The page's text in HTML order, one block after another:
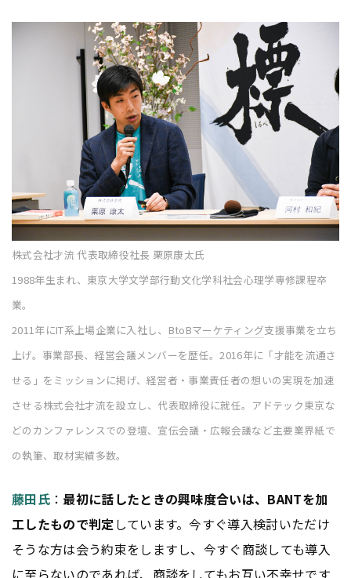
株式会社才流 代表取締役社長 栗原康太氏
1988年生まれ、東京大学文学部行動文化学科社会心理学専修課程卒
業。
2011年にIT系上場企業に入社し、 BtoBマーケティング支援事業を立ち
上げ。事業部長、経営会議メンバーを歴任。2016年に「才能を流通さ
せる」をミッションに掲げ、経営者・事業責任者の想いの実現を加速
させる株式会社才流を設立し、代表取締役に就任。アドテック東京な
どのカンファレンスでの登壇、宣伝会議・広報会議など主要業界紙で
の執筆、取材実績多数。
藤田氏： 最初に話したときの興味度合いは、BANTを加
工したもので判定 しています。今すぐ導入検討いただけ
そうな方は会う約束をしますし、今すぐ商談しても導入
に至らないのであれば、商談をしてもお互い不幸せです